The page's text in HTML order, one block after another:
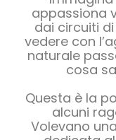
appassiona
dai circuiti
vedere con
naturale
cosa
Questa è la
alcuni
Volevano